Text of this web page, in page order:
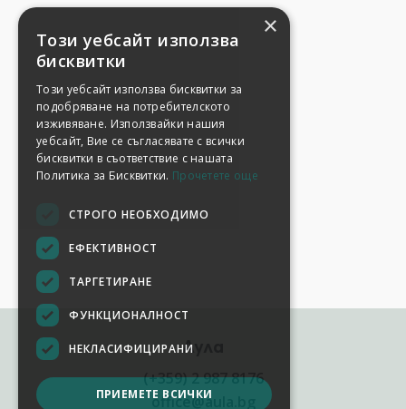
Аула
(+359) 2 987 8176
office@aula.bg
×
Този уебсайт използва
бисквитки
Този уебсайт използва бисквитки за
подобряване на потребителското
изживяване. Използвайки нашия
уебсайт, Вие се съгласявате с всички
бисквитки в съответствие с нашата
Политика за Бисквитки. Прочетете още
СТРОГО НЕОБХОДИМО
ЕФЕКТИВНОСТ
ТАРГЕТИРАНЕ
ФУНКЦИОНАЛНОСТ
НЕКЛАСИФИЦИРАНИ
ПРИЕМЕТЕ ВСИЧКИ